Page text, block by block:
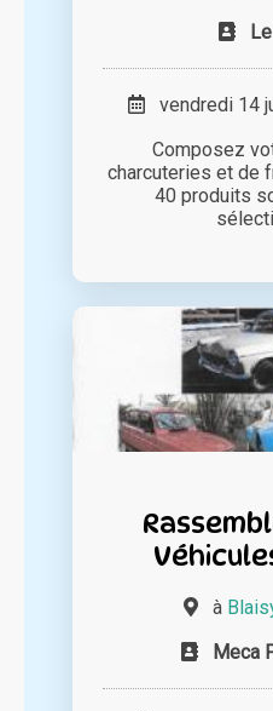
vendredi 14
Composez
charcuteries et de
40 produits
à
Meca